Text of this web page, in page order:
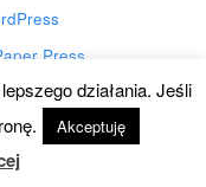
Press
działania. Jeśli
Akceptuję